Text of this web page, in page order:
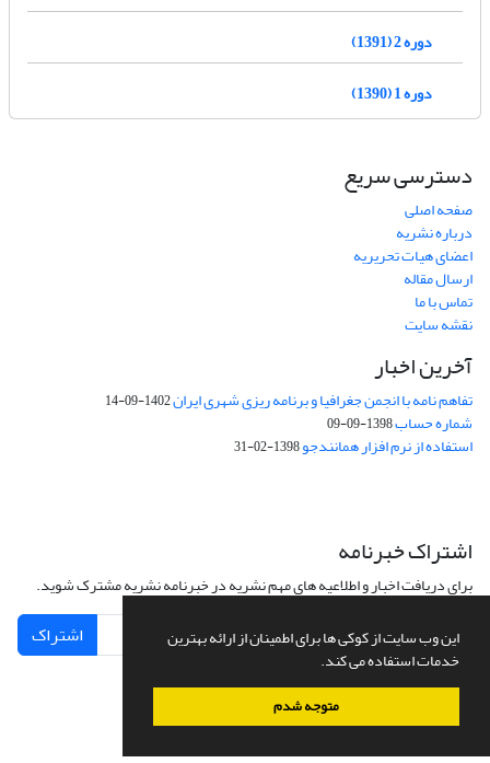
این وب سایت از کوکی ها برای اطمینان از ارائه بهترین
خدمات استفاده می کند.
متوجه شدم
دوره 2 (1391)
دوره 1 (1390)
دسترسی سریع
صفحه اصلی
درباره نشریه
اعضای هیات تحریریه
ارسال مقاله
تماس با ما
نقشه سایت
آخرین اخبار
تفاهم نامه با انجمن جغرافیا و برنامه ریزی شهری ایران1402-09-14
شماره حساب1398-09-09
استفاده از نرم افزار همانندجو1398-02-31
اشتراک خبرنامه
برای دریافت اخبار و اطلاعیه های مهم نشریه در خبرنامه نشریه مشترک شوید.
اشتراک
سامانه مدیریت نشریات علمی.طراحی و پیاده سازی ازسیناوب